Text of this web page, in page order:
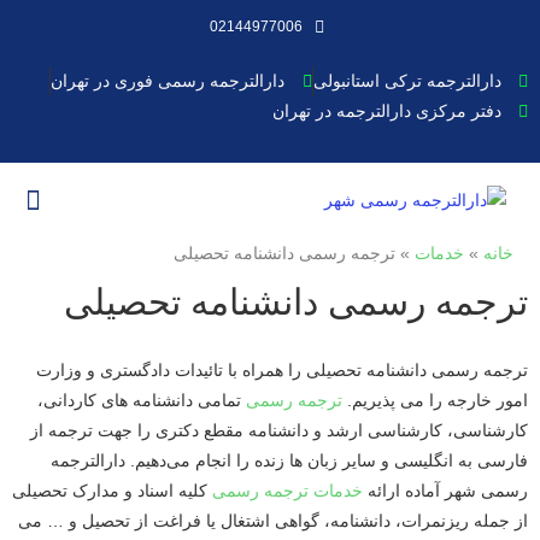
02144977006
دارالترجمه ترکی استانبولی
دارالترجمه رسمی فوری در تهران
دفتر مرکزی دارالترجمه در تهران
خانه » خدمات »ترجمه رسمی دانشنامه تحصیلی
ترجمه رسمی دانشنامه تحصیلی
ترجمه رسمی دانشنامه تحصیلی را همراه با تائیدات دادگستری و وزارت
امور خارجه را می پذیریم. ترجمه رسمی تمامی دانشنامه های کاردانی،
کارشناسی، کارشناسی ارشد و دانشنامه مقطع دکتری را جهت ترجمه از
فارسی به انگلیسی و سایر زبان ها زنده را انجام می‌دهیم. دارالترجمه
رسمی شهر آماده ارائه خدمات ترجمه رسمی کلیه اسناد و مدارک تحصیلی
از جمله ریزنمرات، دانشنامه، گواهی اشتغال یا فراغت از تحصیل و … می